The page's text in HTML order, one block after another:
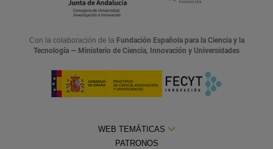
Con la colaboración de la Fundación Española para la Ciencia y la
Tecnología — Ministerio de Ciencia, Innovación y Universidades
WEB TEMÁTICAS
PATRONOS